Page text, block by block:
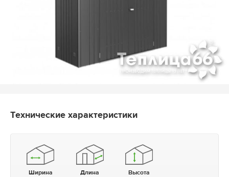
Технические характеристики
Ширина
Длина
Высота